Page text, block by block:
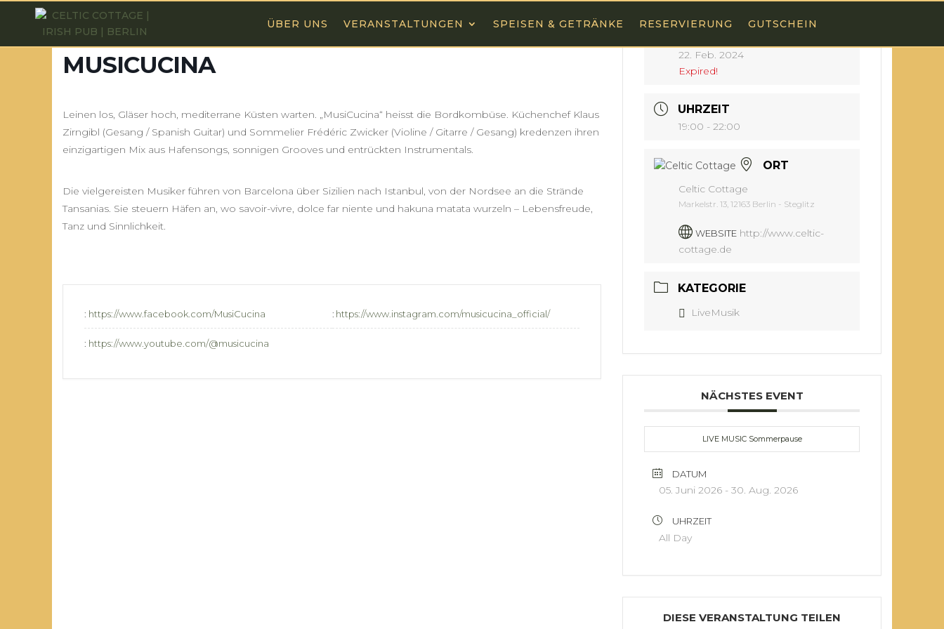
ÜBER UNS VERANSTALTUNGEN SPEISEN & GETRÄNKE RESERVIERUNG GUTSCHEIN
MUSICUCINA
Leinen los, Gläser hoch, mediterrane Küsten warten. „MusiCucina“ heisst die Bordkombüse. Küchenchef Klaus
Zirngibl (Gesang / Spanish Guitar) und Sommelier Frédéric Zwicker (Violine / Gitarre / Gesang) kredenzen ihren
einzigartigen Mix aus Hafensongs, sonnigen Grooves und entrückten Instrumentals.
Die vielgereisten Musiker führen von Barcelona über Sizilien nach Istanbul, von der Nordsee an die Strände
Tansanias. Sie steuern Häfen an, wo savoir-vivre, dolce far niente und hakuna matata wurzeln – Lebensfreude,
Tanz und Sinnlichkeit.
: https://www.facebook.com/MusiCucina : https://www.instagram.com/musicucina_official/
: https://www.youtube.com/@musicucina
22. Feb. 2024
Expired!
UHRZEIT
19:00 - 22:00
ORT
Celtic Cottage
Markelstr. 13, 12163 Berlin - Steglitz
WEBSITE http://www.celtic-
cottage.de
KATEGORIE
LiveMusik
NÄCHSTES EVENT
LIVE MUSIC Sommerpause
DATUM
05. Juni 2026 - 30. Aug. 2026
UHRZEIT
All Day
DIESE VERANSTALTUNG TEILEN